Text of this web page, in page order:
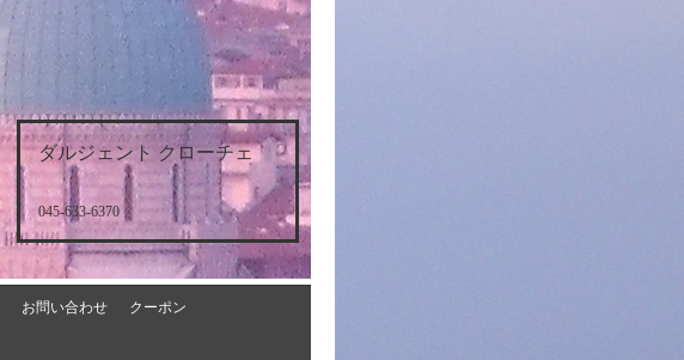
ダルジェント クローチェ
045-633-6370
お問い合わせ クーポン